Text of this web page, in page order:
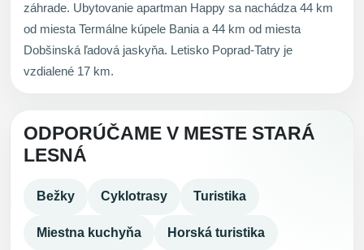
záhrade. Ubytovanie apartman Happy sa nachádza 44 km
od miesta Termálne kúpele Bania a 44 km od miesta
Dobšinská ľadová jaskyňa. Letisko Poprad-Tatry je
vzdialené 17 km.
ODPORÚČAME V MESTE STARÁ
LESNÁ
Bežky Cyklotrasy Turistika
Miestna kuchyňa Horská turistika